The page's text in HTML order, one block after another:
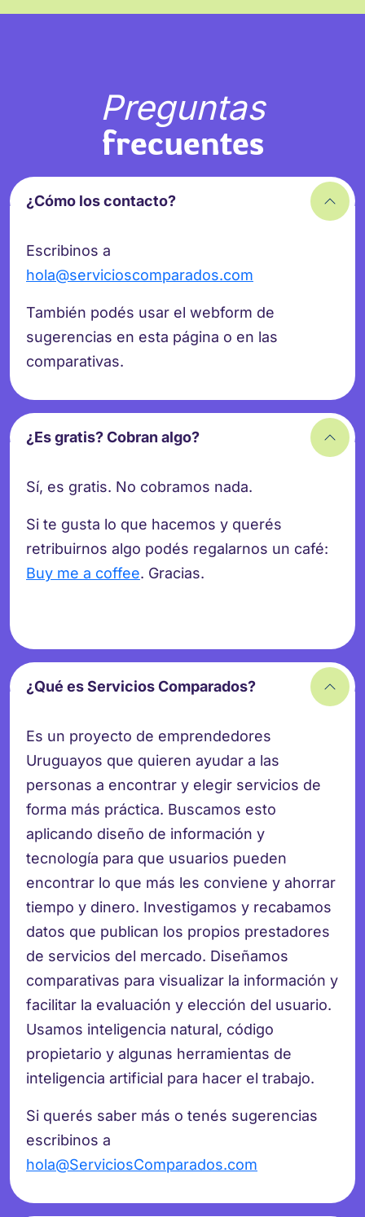
Preguntas
frecuentes
¿Cómo los contacto?
Escribinos a
hola@servicioscomparados.com
También podés usar el webform de
sugerencias en esta página o en las
comparativas.
¿Es gratis? Cobran algo?
Sí, es gratis. No cobramos nada.
Si te gusta lo que hacemos y querés
retribuirnos algo podés regalarnos un café:
Buy me a coffee. Gracias.
¿Qué es Servicios Comparados?
Es un proyecto de emprendedores
Uruguayos que quieren ayudar a las
personas a encontrar y elegir servicios de
forma más práctica. Buscamos esto
aplicando diseño de información y
tecnología para que usuarios pueden
encontrar lo que más les conviene y ahorrar
tiempo y dinero. Investigamos y recabamos
datos que publican los propios prestadores
de servicios del mercado. Diseñamos
comparativas para visualizar la información y
facilitar la evaluación y elección del usuario.
Usamos inteligencia natural, código
propietario y algunas herramientas de
inteligencia artificial para hacer el trabajo.
Si querés saber más o tenés sugerencias
escribinos a
hola@ServiciosComparados.com